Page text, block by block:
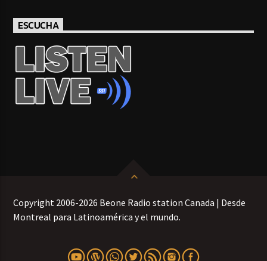
ESCUCHA
Copyright 2006-2026 Beone Radio station Canada | Desde
Montreal para Latinoamérica y el mundo.